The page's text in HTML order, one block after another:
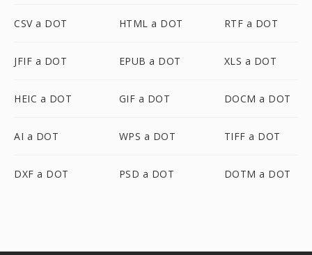
CSV a DOT HTML a DOT RTF a DOT
JFIF a DOT EPUB a DOT XLS a DOT
HEIC a DOT GIF a DOT DOCM a DOT
AI a DOT WPS a DOT TIFF a DOT
DXF a DOT PSD a DOT DOTM a DOT